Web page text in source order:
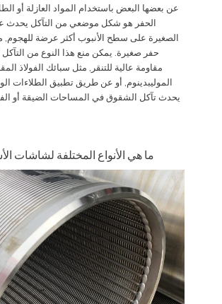
عن بعضها البعض باستخدام المواد العازلة أو
الحفر هو شكل موضعي من التآكل يحدث
الصغيرة على سطح الأنبوب أكثر عرضة للهجوم,
حفر صغيرة. يمكن منع هذا النوع من
مقاومة عالية للتنقر, مثل سبائك الفولاذ
الموليبدينوم, أو عن طريق تطبيق الطلاءات
يحدث تآكل الشقوق في المساحات الضيقة أو
ما هي الأنواع المختلفة لشاشات